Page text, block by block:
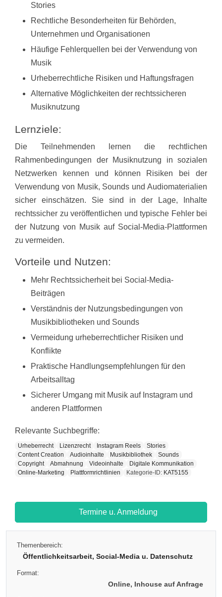
Stories
Rechtliche Besonderheiten für Behörden,
Unternehmen und Organisationen
Häufige Fehlerquellen bei der Verwendung von
Musik
Urheberrechtliche Risiken und Haftungsfragen
Alternative Möglichkeiten der rechtssicheren
Musiknutzung
Lernziele:
Die Teilnehmenden lernen die rechtlichen
Rahmenbedingungen der Musiknutzung in sozialen
Netzwerken kennen und können Risiken bei der
Verwendung von Musik, Sounds und Audiomaterialien
sicher einschätzen. Sie sind in der Lage, Inhalte
rechtssicher zu veröffentlichen und typische Fehler bei
der Nutzung von Musik auf Social-Media-Plattformen
zu vermeiden.
Vorteile und Nutzen:
Mehr Rechtssicherheit bei Social-Media-
Beiträgen
Verständnis der Nutzungsbedingungen von
Musikbibliotheken und Sounds
Vermeidung urheberrechtlicher Risiken und
Konflikte
Praktische Handlungsempfehlungen für den
Arbeitsalltag
Sicherer Umgang mit Musik auf Instagram und
anderen Plattformen
Relevante Suchbegriffe:
Urheberrecht Lizenzrecht Instagram Reels
Stories
Content Creation
Audioinhalte Musikbibliothek
Sounds
Copyright
Abmahnung Videoinhalte
Digitale Kommunikation
Online-Marketing
Plattformrichtlinien Kategorie-ID: KAT5155
Termine u. Anmeldung
Themenbereich:
Öffentlichkeitsarbeit, Social-Media u. Datenschutz
Format:
Online, Inhouse auf Anfrage